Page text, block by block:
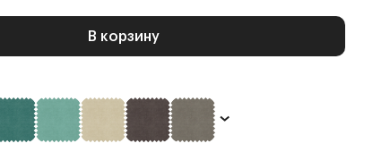
В корзину